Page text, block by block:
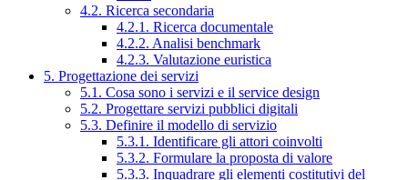
4.2. Ricerca secondaria
4.2.1. Ricerca documentale
4.2.2. Analisi benchmark
4.2.3. Valutazione euristica
5. Progettazione dei servizi
5.1. Cosa sono i servizi e il service design
5.2. Progettare servizi pubblici digitali
5.3. Definire il modello di servizio
5.3.1. Identificare gli attori coinvolti
5.3.2. Formulare la proposta di valore
5.3.3. Inquadrare gli elementi costitutivi del